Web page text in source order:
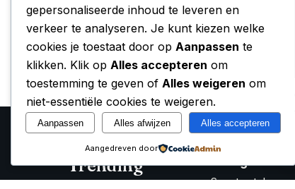
Trending
Categorieën
Smartwatches
gepersonaliseerde inhoud te leveren en
verkeer te analyseren. Je kunt kiezen welke
cookies je toestaat door op Aanpassen te
klikken. Klik op Alles accepteren om
toestemming te geven of Alles weigeren om
niet-essentiële cookies te weigeren.
Aanpassen Alles afwijzen Alles accepteren
Aangedreven door